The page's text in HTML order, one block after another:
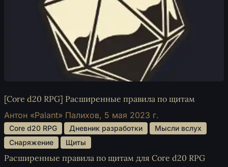
[Core d20 RPG] Расширенные правила по щитам
Антон «Palant» Палихов, 5 мая 2023 г.
Core d20 RPG Дневник разработки
Мысли вслух
Снаряжение
Щиты
Расширенные правила по щитам для Core d20 RPG